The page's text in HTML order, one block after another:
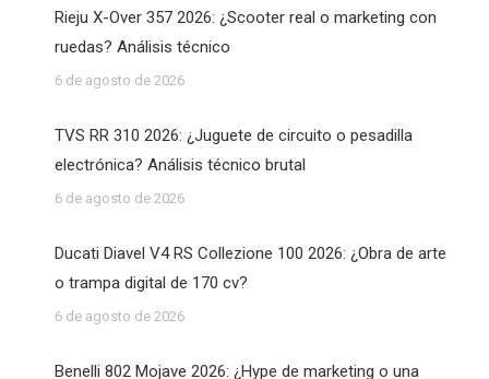
Rieju X-Over 357 2026: ¿Scooter real o marketing con
ruedas? Análisis técnico
6 de agosto de 2026
TVS RR 310 2026: ¿Juguete de circuito o pesadilla
electrónica? Análisis técnico brutal
6 de agosto de 2026
Ducati Diavel V4 RS Collezione 100 2026: ¿Obra de arte
o trampa digital de 170 cv?
6 de agosto de 2026
Benelli 802 Mojave 2026: ¿Hype de marketing o una